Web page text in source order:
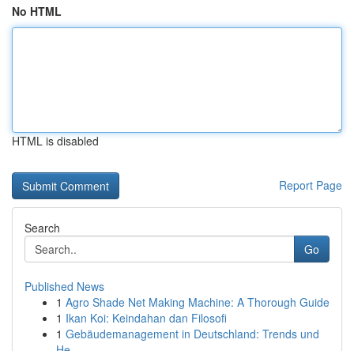
No HTML
HTML is disabled
Report Page
Search
Go
Published News
1 Agro Shade Net Making Machine: A Thorough Guide
1 Ikan Koi: Keindahan dan Filosofi
1 Gebäudemanagement in Deutschland: Trends und